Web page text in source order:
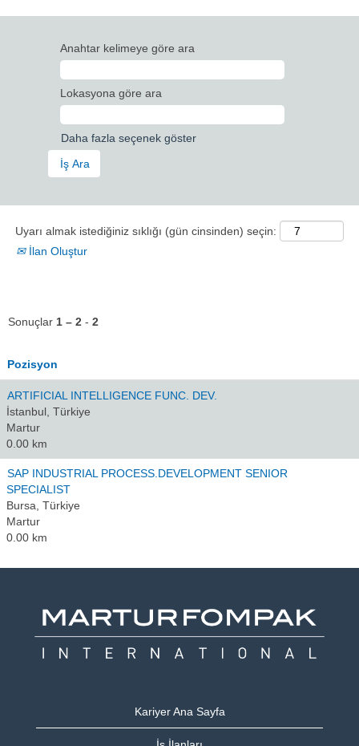
Anahtar kelimeye göre ara
Lokasyona göre ara
Daha fazla seçenek göster
Uyarı almak istediğiniz sıklığı (gün cinsinden) seçin:
İlan Oluştur
Sonuçlar 1 – 2 - 2
Pozisyon
ARTIFICIAL INTELLIGENCE FUNC. DEV.
İstanbul, Türkiye
Martur
0.00 km
SAP INDUSTRIAL PROCESS.DEVELOPMENT SENIOR
SPECIALIST
Bursa, Türkiye
Martur
0.00 km
Kariyer Ana Sayfa